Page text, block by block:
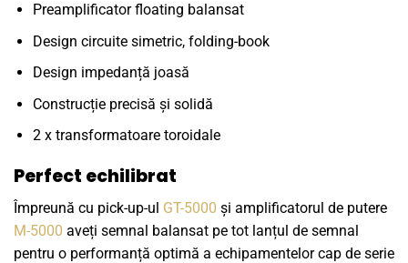
Preamplificator floating balansat
Design circuite simetric, folding-book
Design impedanță joasă
Construcție precisă și solidă
2 x transformatoare toroidale
Perfect echilibrat
Împreună cu pick-up-ul GT-5000 și amplificatorul de putere
M-5000 aveți semnal balansat pe tot lanțul de semnal
pentru o performanță optimă a echipamentelor cap de serie